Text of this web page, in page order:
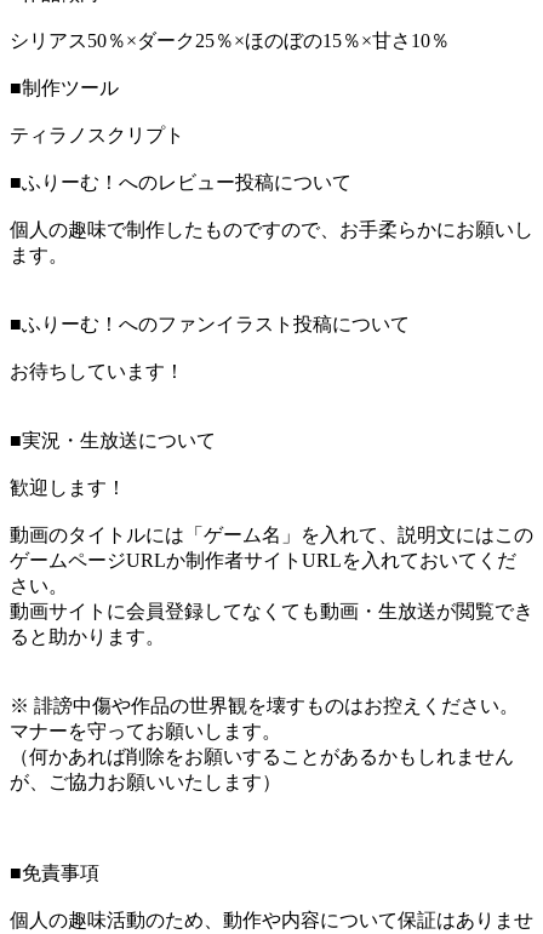
シリアス50％×ダーク25％×ほのぼの15％×甘さ10％
■制作ツール
ティラノスクリプト
■ふりーむ！へのレビュー投稿について
個人の趣味で制作したものですので、お手柔らかにお願いし
ます。
■ふりーむ！へのファンイラスト投稿について
お待ちしています！
■実況・生放送について
歓迎します！
動画のタイトルには「ゲーム名」を入れて、説明文にはこの
ゲームページURLか制作者サイトURLを入れておいてくだ
さい。
動画サイトに会員登録してなくても動画・生放送が閲覧でき
ると助かります。
※ 誹謗中傷や作品の世界観を壊すものはお控えください。
マナーを守ってお願いします。
（何かあれば削除をお願いすることがあるかもしれません
が、ご協力お願いいたします）
■免責事項
個人の趣味活動のため、動作や内容について保証はありませ